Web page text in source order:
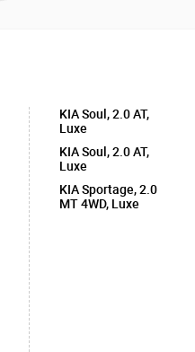
KIA Soul, 2.0 AT,
Luxe
KIA Soul, 2.0 AT,
Luxe
KIA Sportage, 2.0
MT 4WD, Luxe